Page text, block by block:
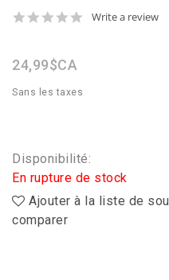
0.0
Write a review
24,99$CA
Sans les taxes
Disponibilité:
En rupture de stock
Ajouter à la liste de
comparer